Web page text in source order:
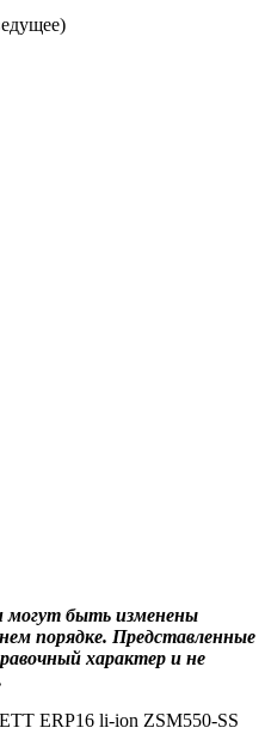
могут быть изменены
порядке. Представленные
характер и не
ERP16 li-ion ZSM550-SS